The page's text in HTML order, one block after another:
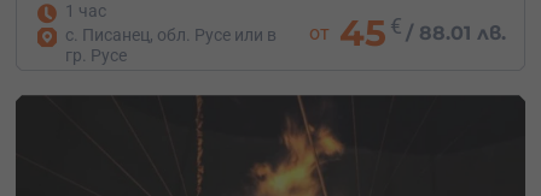
1 час
с. Писанец, обл. Русе или в
гр. Русе
от 45 € / 88.01 лв.